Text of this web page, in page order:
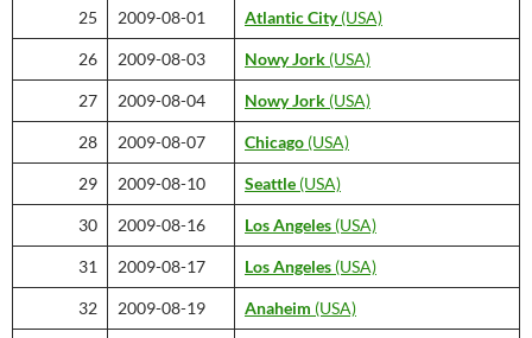
25 2009-08-01 Atlantic City(USA)
26 2009-08-03 Nowy Jork (USA)
27 2009-08-04 Nowy Jork (USA)
28 2009-08-07 Chicago (USA)
29 2009-08-10 Seattle (USA)
30 2009-08-16 Los Angeles (USA)
31 2009-08-17 Los Angeles (USA)
32 2009-08-19 Anaheim (USA)